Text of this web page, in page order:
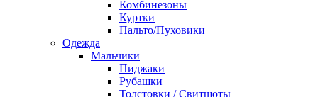
Комбинезоны
Куртки
Пальто/Пуховики
Одежда
Мальчики
Пиджаки
Рубашки
Толстовки / Свитшоты